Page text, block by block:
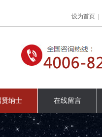
设为首页
贤纳士 在线留言